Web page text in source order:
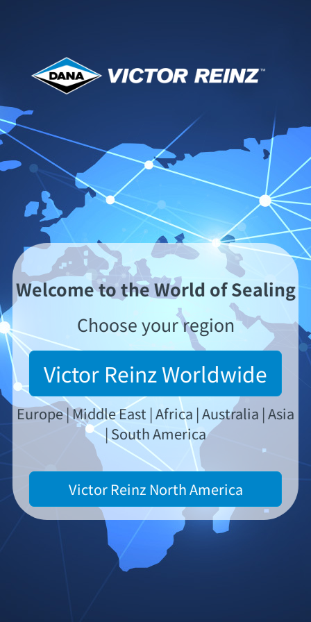
油封
最重要的动态密封件是用于旋转轴的油封和用于减少
从气缸盖流向燃烧室的油量的气门杆油封。
除了简单的油封和集成式径向油封环外，VICTOR
REINZ还提供新一代聚四氟乙烯径向油封环。
完美组合 - 径向轴密封环和聚四氟乙烯
聚四氟乙烯技术的优点创立了径向油封的研发标准。
新式发动机需要与之相应的能够持续承受高负荷的
动态密封件。聚四氟乙烯以其绝佳的特性满足了这一
要求，
从而满足了批量运用于现代发动机的最佳前提。
Welcome to the World of Sealing
Choose your region
Victor Reinz Worldwide
Europe | Middle East | Africa | Australia | Asia
| South America
Victor Reinz North America